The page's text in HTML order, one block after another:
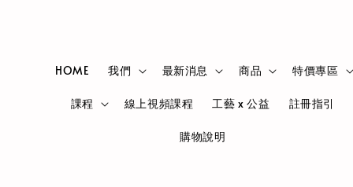
HOME 我們 最新消息 商品 特價專區
課程 線上視頻課程 工藝 x 公益 註冊指引
購物說明